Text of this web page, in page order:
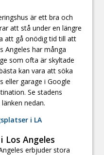
är ett bra och
att stå under en längre
att gå onödig tid till att
Angeles har många
som ofta är skyltade
kan vara att söka
eller garage i Google
Se stadens
nedan.
i LA
Los Angeles
erbjuder stora